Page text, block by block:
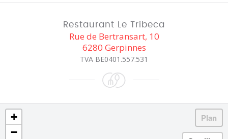
Restaurant Le Tribeca
Rue de Bertransart, 10
6280 Gerpinnes
TVA BE0401.557.531
+
−